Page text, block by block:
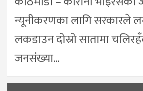
न्यूनीकरणका लागि सरकारले
लकडाउन दोस्रो सातामा
जनसंख्या…